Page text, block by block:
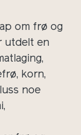
om frø og
utdelt en
korn,
noe